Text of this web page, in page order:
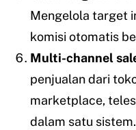
Mengelola target
komisi otomatis
Multi-channel
penjualan dari
marketplace,
dalam satu sistem.